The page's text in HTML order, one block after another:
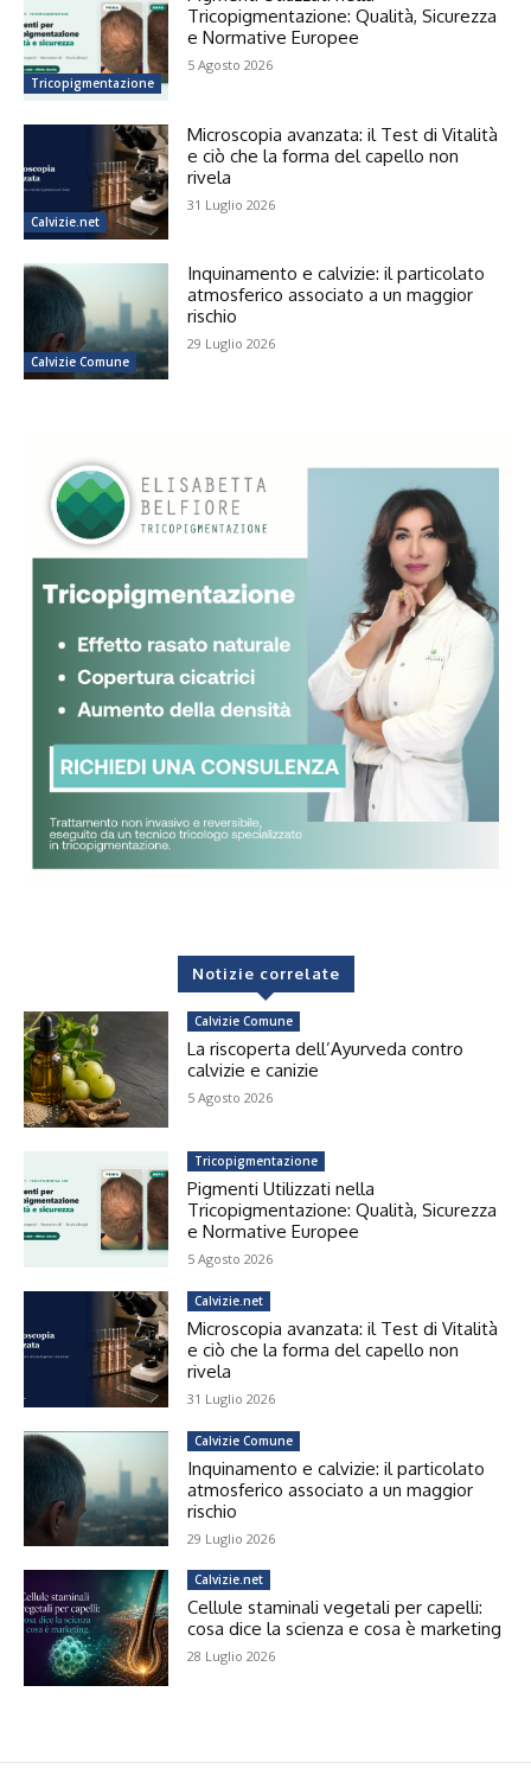
Tricopigmentazione
Tricopigmentazione: Qualità, Sicurezza
e Normative Europee
5 Agosto 2026
Calvizie.net
Microscopia avanzata: il Test di Vitalità
e ciò che la forma del capello non
rivela
31 Luglio 2026
Calvizie Comune
Inquinamento e calvizie: il particolato
atmosferico associato a un maggior
rischio
29 Luglio 2026
Notizie correlate
Calvizie Comune
La riscoperta dell’Ayurveda contro
calvizie e canizie
5 Agosto 2026
Tricopigmentazione
Pigmenti Utilizzati nella
Tricopigmentazione: Qualità, Sicurezza
e Normative Europee
5 Agosto 2026
Calvizie.net
Microscopia avanzata: il Test di Vitalità
e ciò che la forma del capello non
rivela
31 Luglio 2026
Calvizie Comune
Inquinamento e calvizie: il particolato
atmosferico associato a un maggior
rischio
29 Luglio 2026
Calvizie.net
Cellule staminali vegetali per capelli:
cosa dice la scienza e cosa è marketing
28 Luglio 2026